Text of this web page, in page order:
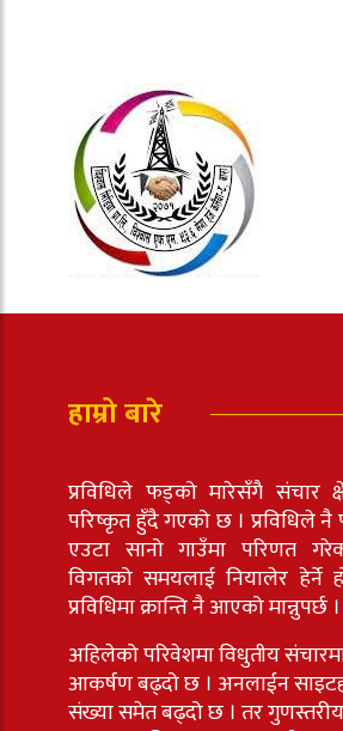
हाम्रो बारे
प्रविधिले फड्को मारेसँगै संचार
परिष्कृत हुँदै गएको छ । प्रविधिले नै
एउटा सानो गाउँमा परिणत
विगतको समयलाई नियालेर हेर्ने
प्रविधिमा क्रान्ति नै आएको मान्नुपर्छ ।
अहिलेको परिवेशमा विधुतीय
आकर्षण बढ्दो छ । अनलाईन
संख्या समेत बढ्दो छ । तर